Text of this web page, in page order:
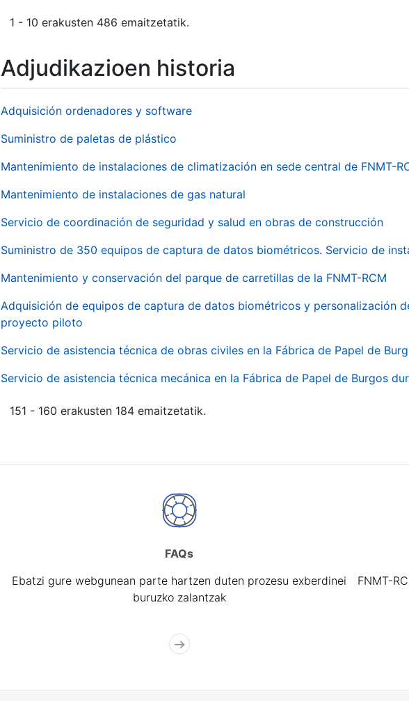
1 - 10 erakusten 486 emaitzetatik.
Adjudikazioen historia
Adquisición ordenadores y software
Suministro de paletas de plástico
Mantenimiento de instalaciones de climatización en sede central de FNMT-
Mantenimiento de instalaciones de gas natural
Servicio de coordinación de seguridad y salud en obras de construcción
Suministro de 350 equipos de captura de datos biométricos. Servicio de
Mantenimiento y conservación del parque de carretillas de la FNMT-RCM
Adquisición de equipos de captura de datos biométricos y personalización
proyecto piloto
Servicio de asistencia técnica de obras civiles en la Fábrica de Papel de
Servicio de asistencia técnica mecánica en la Fábrica de Papel de Burgos
151 - 160 erakusten 184 emaitzetatik.
FAQs
Ebatzi gure webgunean parte hartzen duten prozesu exberdinei
buruzko zalantzak
FNMT-